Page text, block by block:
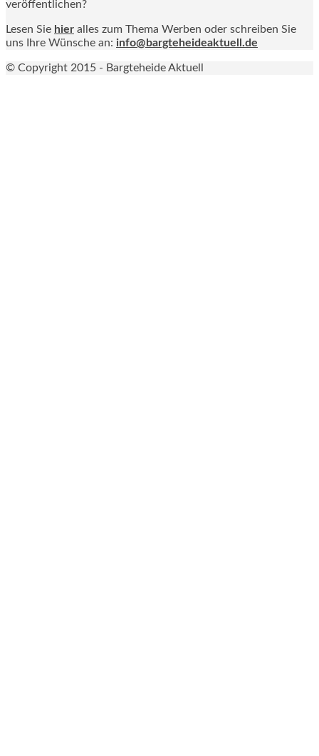
veröffentlichen?
Lesen Sie hier alles zum Thema Werben oder schreiben Sie
uns Ihre Wünsche an: info@bargteheideaktuell.de
© Copyright 2015 - Bargteheide Aktuell